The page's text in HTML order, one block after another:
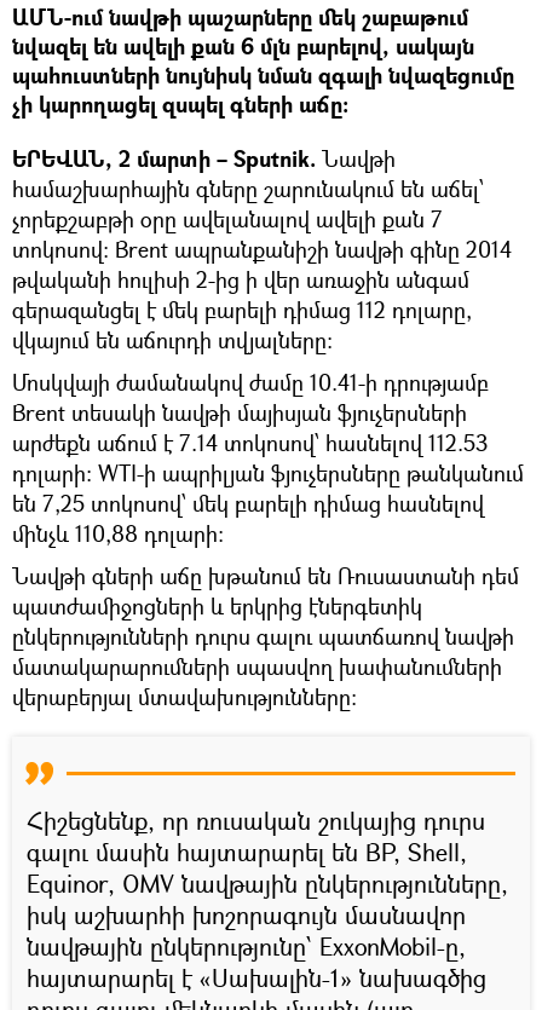
ԱՄՆ-ում նավթի պաշարները մեկ շաբաթում
նվազել են ավելի քան 6 մլն բարելով, սակայն
պահուստների նույնիսկ նման զգալի նվազեցումը
չի կարողացել զսպել գների աճը:
ԵՐԵՎԱՆ, 2 մարտի – Sputnik. Նավթի
համաշխարհային գները շարունակում են աճել՝
չորեքշաբթի օրը ավելանալով ավելի քան 7
տոկոսով։ Brent ապրանքանիշի նավթի գինը 2014
թվականի հուլիսի 2-ից ի վեր առաջին անգամ
գերազանցել է մեկ բարելի դիմաց 112 դոլարը,
վկայում են աճուրդի տվյալները:
Մոսկվայի ժամանակով ժամը 10.41-ի դրությամբ
Brent տեսակի նավթի մայիսյան ֆյուչերսների
արժեքն աճում է 7.14 տոկոսով՝ հասնելով 112.53
դոլարի: WTI-ի ապրիլյան ֆյուչերսները թանկանում
են 7,25 տոկոսով՝ մեկ բարելի դիմաց հասնելով
մինչև 110,88 դոլարի:
Նավթի գների աճը խթանում են Ռուսաստանի դեմ
պատժամիջոցների և երկրից էներգետիկ
ընկերությունների դուրս գալու պատճառով նավթի
մատակարարումների սպասվող խափանումների
վերաբերյալ մտավախությունները:
Հիշեցնենք, որ ռուսական շուկայից դուրս
գալու մասին հայտարարել են BP, Shell,
Equinor, OMV նավթային ընկերությունները,
իսկ աշխարհի խոշորագույն մասնավոր
նավթային ընկերությունը՝ ExxonMobil-ը,
հայտարարել է «Սախալին-1» նախագծից